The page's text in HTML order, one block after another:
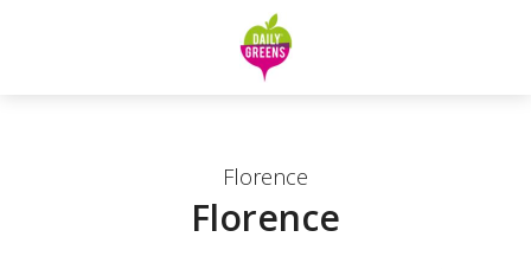
Florence
Florence